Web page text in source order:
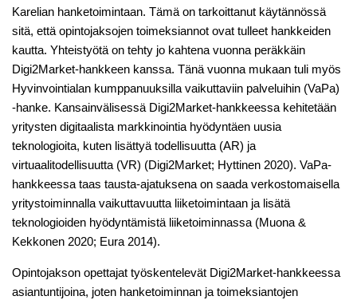
Karelian hanketoimintaan. Tämä on tarkoittanut käytännössä
sitä, että opintojaksojen toimeksiannot ovat tulleet hankkeiden
kautta. Yhteistyötä on tehty jo kahtena vuonna peräkkäin
Digi2Market-hankkeen kanssa. Tänä vuonna mukaan tuli myös
Hyvinvointialan kumppanuuksilla vaikuttaviin palveluihin (VaPa)
-hanke. Kansainvälisessä Digi2Market-hankkeessa kehitetään
yritysten digitaalista markkinointia hyödyntäen uusia
teknologioita, kuten lisättyä todellisuutta (AR) ja
virtuaalitodellisuutta (VR) (Digi2Market; Hyttinen 2020). VaPa-
hankkeessa taas tausta-ajatuksena on saada verkostomaisella
yritystoiminnalla vaikuttavuutta liiketoimintaan ja lisätä
teknologioiden hyödyntämistä liiketoiminnassa (Muona &
Kekkonen 2020; Eura 2014).
Opintojakson opettajat työskentelevät Digi2Market-hankkeessa
asiantuntijoina, joten hanketoiminnan ja toimeksiantojen